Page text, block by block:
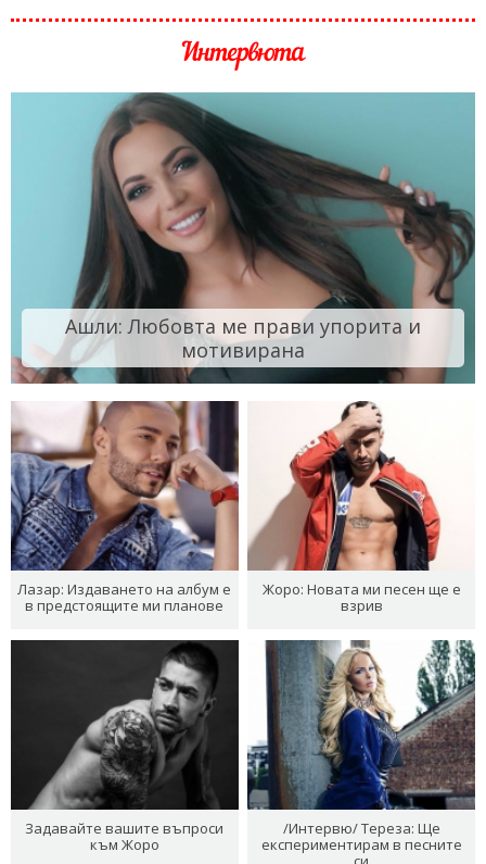
Интервюта
Ашли: Любовта ме прави упорита и
мотивирана
Лазар: Издаването на албум е
в предстоящите ми планове
Жоро: Новата ми песен ще е
взрив
Задавайте вашите въпроси
към Жоро
/Интервю/ Тереза: Ще
експериментирам в песните